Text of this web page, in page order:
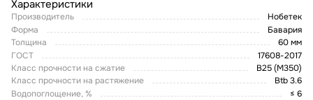
Характеристики
Производитель
Нобетек
Форма
Бавария
Толщина
60 мм
ГОСТ
17608-2017
Класс прочности на сжатие
В25 (М350)
Класс прочности на растяжение
Btb 3.6
Водопоглощение, %
≤ 6